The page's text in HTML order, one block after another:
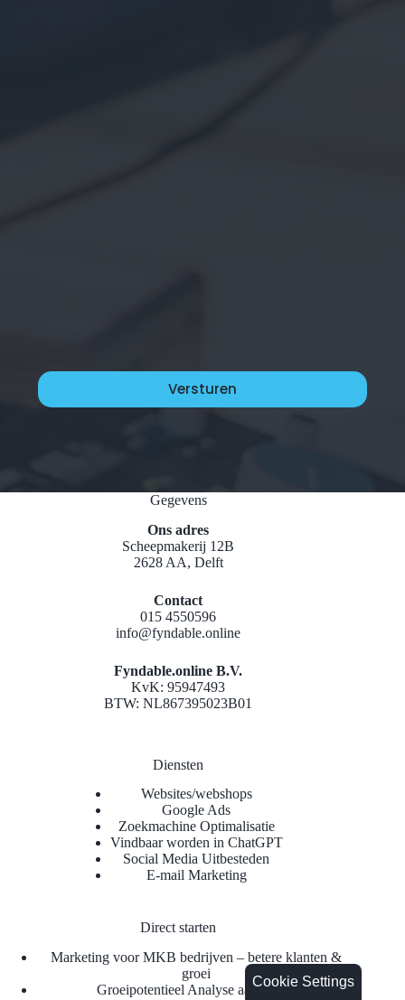
Cookie Settings
Gegevens
Ons adres
Scheepmakerij 12B
2628 AA, Delft
Contact
015 4550596
info@fyndable.online
Fyndable.online B.V.
KvK: 95947493
BTW: NL867395023B01
Diensten
Websites/webshops
Google Ads
Zoekmachine Optimalisatie
Vindbaar worden in ChatGPT
Social Media Uitbesteden
E-mail Marketing
Direct starten
Marketing voor MKB bedrijven – betere klanten &
groei
Groeipotentieel Analyse aanvragen